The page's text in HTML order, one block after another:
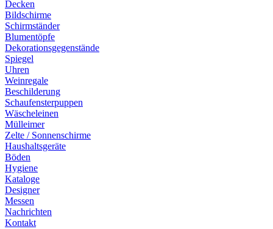
Decken
Bildschirme
Schirmständer
Blumentöpfe
Dekorationsgegenstände
Spiegel
Uhren
Weinregale
Beschilderung
Schaufensterpuppen
Wäscheleinen
Mülleimer
Zelte / Sonnenschirme
Haushaltsgeräte
Böden
Hygiene
Kataloge
Designer
Messen
Nachrichten
Kontakt